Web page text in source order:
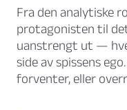
Fra den analytiske
protagonisten til
uanstrengt ut —
side av spissens
forventer, eller